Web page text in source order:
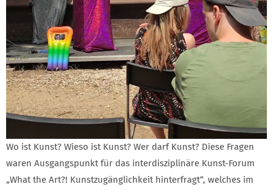
Wo ist Kunst? Wieso ist Kunst? Wer darf Kunst? Diese Fragen
waren Ausgangspunkt für das interdisziplinäre Kunst-Forum
„What the Art?! Kunstzugänglichkeit hinterfragt“, welches im